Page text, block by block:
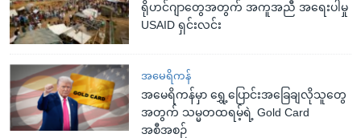
ရိုဟင်ဂျာတွေအတွက် အကူအညီ အရေးပါမှု
USAID ရှင်းလင်း
အမေရိကန်
အမေရိကန်မှာ ရွှေ့ပြောင်းအခြေချလိုသူတွေ
အတွက် သမ္မတထရမ့်ရဲ့ Gold Card
အစီအစဉ်